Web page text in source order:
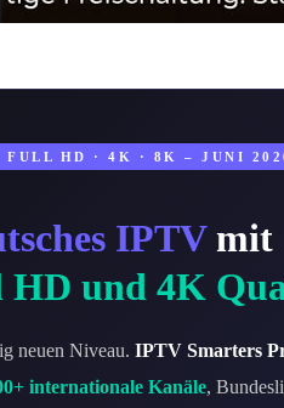
HD · 4K · 8K – JUNI
IPTVmit
HD und 4K
neuen Niveau. IPTV Smarters
internationale Kanäle,